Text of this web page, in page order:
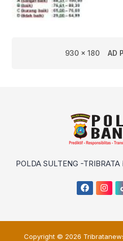
930 x 180 AD
POLDA SULTENG -
Copyright © 2026